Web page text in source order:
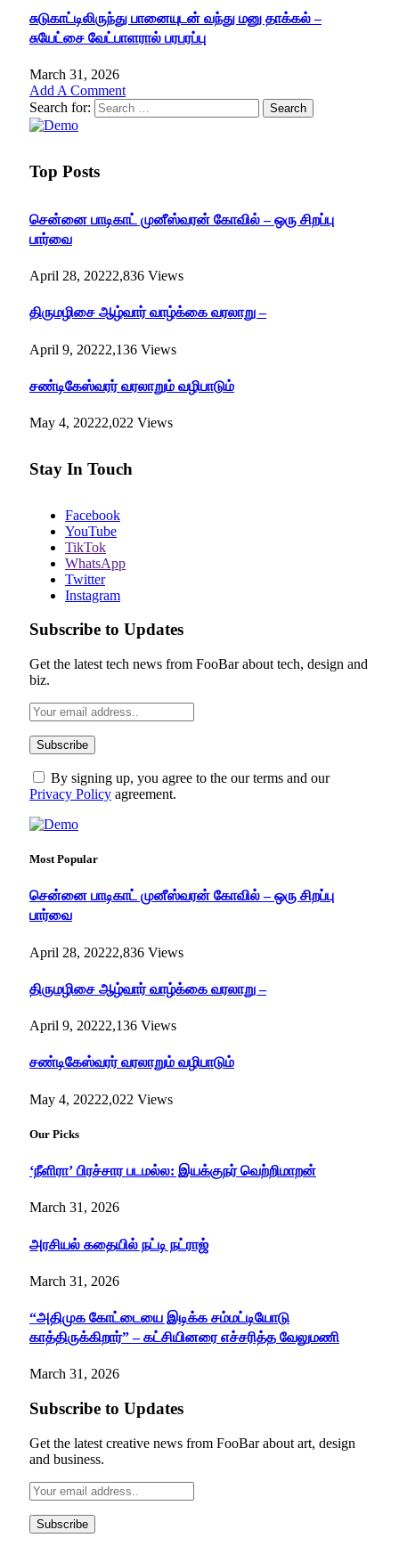
சுடுகாட்டிலிருந்து பானையுடன் வந்து மனு தாக்கல் –
சுயேட்சை வேட்பாளரால் பரபரப்பு
March 31, 2026
Add A Comment
Search for:
Top Posts
சென்னை பாடிகாட் முனீஸ்வரன் கோவில் – ஒரு சிறப்பு
பார்வை
April 28, 20222,836 Views
திருமழிசை ஆழ்வார் வாழ்க்கை வரலாறு –
April 9, 20222,136 Views
சண்டிகேஸ்வரர் வரலாறும் வழிபாடும்
May 4, 20222,022 Views
Stay In Touch
Facebook
YouTube
TikTok
WhatsApp
Twitter
Instagram
Subscribe to Updates
Get the latest tech news from FooBar about tech, design and
biz.
By signing up, you agree to the our terms and our
Privacy Policy agreement.
Most Popular
சென்னை பாடிகாட் முனீஸ்வரன் கோவில் – ஒரு சிறப்பு
பார்வை
April 28, 20222,836 Views
திருமழிசை ஆழ்வார் வாழ்க்கை வரலாறு –
April 9, 20222,136 Views
சண்டிகேஸ்வரர் வரலாறும் வழிபாடும்
May 4, 20222,022 Views
Our Picks
‘நீளிரா’ பிரச்சார படமல்ல: இயக்குநர் வெற்றிமாறன்
March 31, 2026
அரசியல் கதையில் நட்டி நட்ராஜ்
March 31, 2026
“அதிமுக கோட்டையை இடிக்க சம்மட்டியோடு
காத்திருக்கிறார்” – கட்சியினரை எச்சரித்த வேலுமணி
March 31, 2026
Subscribe to Updates
Get the latest creative news from FooBar about art, design
and business.